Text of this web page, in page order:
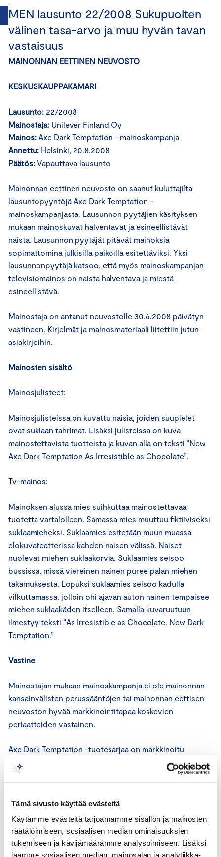
Tämä sivusto käyttää evästeitä
Käytämme evästeitä tarjoamamme sisällön ja mainosten
räätälöimiseen, sosiaalisen median ominaisuuksien
tukemiseen ja kävijämäärämme analysoimiseen. Lisäksi
jaamme sosiaalisen median, mainosalan ja analytiikka-
MEN lausunto 22/2008 Sukupuolten
välinen tasa-arvo ja muu hyvän tavan
vastaisuus
MAINONNAN EETTINEN NEUVOSTO
KESKUSKAUPPAKAMARI
Lausunto: 22/2008
Mainostaja: Unilever Finland Oy
Mainos: Axe Dark Temptation –mainoskampanja
Annettu: Helsinki, 20.8.2008
Päätös: Vapauttava lausunto
Mainonnan eettinen neuvosto on saanut kuluttajilta
lausuntopyyntöjä Axe Dark Temptation -
mainoskampanjasta. Lausunnon pyytäjien käsityksen
mukaan mainoskuvat halventavat ja esineellistävät
naista. Lausunnon pyytäjät pitävät mainoksia
sopimattomina julkisilla paikoilla esitettäviksi. Yksi
lausunnonpyytäjä katsoo, että myös mainoskampanjan
televisiomainos on naista halventava ja miestä
esineellistävä.
Mainostaja on antanut neuvostolle 30.6.2008 päivätyn
vastineen. Kirjelmät ja mainosmateriaali liitettiin jutun
asiakirjoihin.
Mainosten sisältö
Mainosjulisteet:
Mainosjulisteissa on kuvattu naisia, joiden suupielet
ovat suklaan tahrimat. Lisäksi julisteissa on kuva
mainostettavista tuotteista ja kuvan alla on teksti ”New
Axe Dark Temptation As Irresistible as Chocolate”.
Tv-mainos:
Mainoksen alussa mies suihkuttaa mainostettavaa
tuotetta vartalolleen. Samassa mies muuttuu fiktiiviseksi
suklaamieheksi. Suklaamies esitetään muun muassa
elokuvateatterissa kahden naisen välissä. Naiset
nuolevat miehen suklaakorvia. Suklaamies seisoo
bussissa, missä viereinen nainen puree palan miehen
takamuksesta. Lopuksi suklaamies seisoo kadulla
vilkuttamassa, jolloin ohi ajavan auton nainen tempaisee
miehen suklaakäden itselleen. Samalla kuvaruutuun
ilmestyy teksti ”As Irresistible as Chocolate. New Dark
Temptation.”
Vastine
Mainostajan mukaan mainoskampanja ei ole mainonnan
kansainvälisten perussääntöjen tai mainonnan eettisen
neuvoston hyvää markkinointitapaa koskevien
periaatteiden vastainen.
Axe Dark Temptation -tuotesarjaa on markkinoitu
Suomessa kevään ja kesän aikana televisio- ja
printtimainonnalla. Kyseessä on miesten
30-vuotiaat miehet. Mainoskampanjan ideana on
tavoitteena on vahvistaa mielikuvaa siitä, että
mainostettavat tuotteet ovat yhtä vastustamattomia
kuin suklaa.